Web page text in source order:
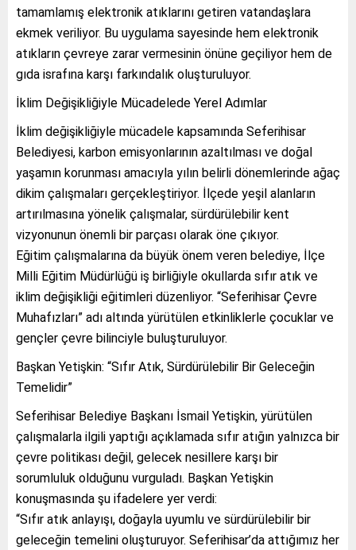
tamamlamış elektronik atıklarını getiren vatandaşlara
ekmek veriliyor. Bu uygulama sayesinde hem elektronik
atıkların çevreye zarar vermesinin önüne geçiliyor hem de
gıda israfına karşı farkındalık oluşturuluyor.
İklim Değişikliğiyle Mücadelede Yerel Adımlar
İklim değişikliğiyle mücadele kapsamında Seferihisar
Belediyesi, karbon emisyonlarının azaltılması ve doğal
yaşamın korunması amacıyla yılın belirli dönemlerinde ağaç
dikim çalışmaları gerçekleştiriyor. İlçede yeşil alanların
artırılmasına yönelik çalışmalar, sürdürülebilir kent
vizyonunun önemli bir parçası olarak öne çıkıyor.
Eğitim çalışmalarına da büyük önem veren belediye, İlçe
Milli Eğitim Müdürlüğü iş birliğiyle okullarda sıfır atık ve
iklim değişikliği eğitimleri düzenliyor. “Seferihisar Çevre
Muhafızları” adı altında yürütülen etkinliklerle çocuklar ve
gençler çevre bilinciyle buluşturuluyor.
Başkan Yetişkin: “Sıfır Atık, Sürdürülebilir Bir Geleceğin
Temelidir”
Seferihisar Belediye Başkanı İsmail Yetişkin, yürütülen
çalışmalarla ilgili yaptığı açıklamada sıfır atığın yalnızca bir
çevre politikası değil, gelecek nesillere karşı bir
sorumluluk olduğunu vurguladı. Başkan Yetişkin
konuşmasında şu ifadelere yer verdi:
“Sıfır atık anlayışı, doğayla uyumlu ve sürdürülebilir bir
geleceğin temelini oluşturuyor. Seferihisar’da attığımız her